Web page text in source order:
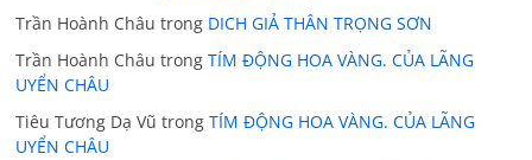
Trần Hoành Châu trong DICH GIẢ THÂN TRỌNG SƠN
Trần Hoành Châu trongTÍM ĐỘNG HOA VÀNG. CỦA LÃNG
UYỂN CHÂU
Tiêu Tương Dạ Vũ trongTÍM ĐỘNG HOA VÀNG. CỦA LÃNG
UYỂN CHÂU